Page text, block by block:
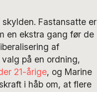
Fastansatte er
en ekstra gang før de
af
på en ordning,
21-årige, og Marine
i håb om, at flere